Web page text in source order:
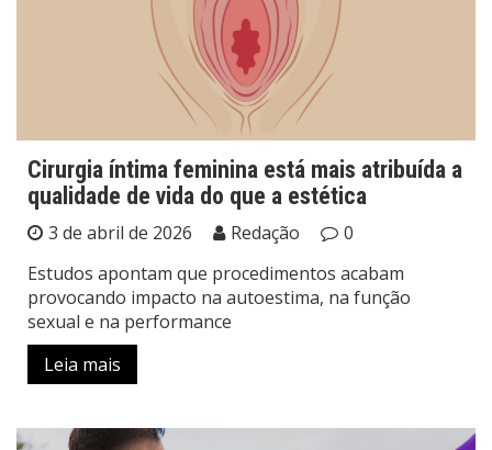
Cirurgia íntima feminina está mais atribuída a
qualidade de vida do que a estética
3 de abril de 2026 Redação
0
Estudos apontam que procedimentos acabam
provocando impacto na autoestima, na função
sexual e na performance
Leia mais